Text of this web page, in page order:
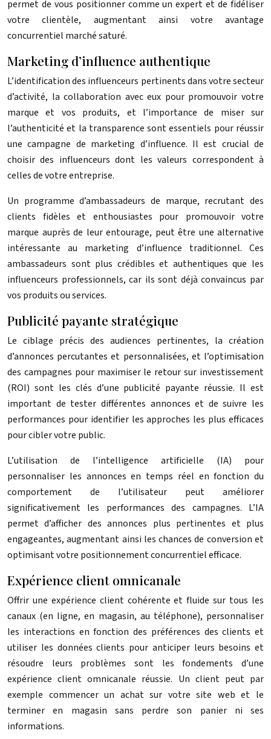
permet de vous positionner comme un expert et de fidéliser
votre clientèle, augmentant ainsi votre avantage
concurrentiel marché saturé.
Marketing d’influence authentique
L’identification des influenceurs pertinents dans votre secteur
d’activité, la collaboration avec eux pour promouvoir votre
marque et vos produits, et l’importance de miser sur
l’authenticité et la transparence sont essentiels pour réussir
une campagne de marketing d’influence. Il est crucial de
choisir des influenceurs dont les valeurs correspondent à
celles de votre entreprise.
Un programme d’ambassadeurs de marque, recrutant des
clients fidèles et enthousiastes pour promouvoir votre
marque auprès de leur entourage, peut être une alternative
intéressante au marketing d’influence traditionnel. Ces
ambassadeurs sont plus crédibles et authentiques que les
influenceurs professionnels, car ils sont déjà convaincus par
vos produits ou services.
Publicité payante stratégique
Le ciblage précis des audiences pertinentes, la création
d’annonces percutantes et personnalisées, et l’optimisation
des campagnes pour maximiser le retour sur investissement
(ROI) sont les clés d’une publicité payante réussie. Il est
important de tester différentes annonces et de suivre les
performances pour identifier les approches les plus efficaces
pour cibler votre public.
L’utilisation de l’intelligence artificielle (IA) pour
personnaliser les annonces en temps réel en fonction du
comportement de l’utilisateur peut améliorer
significativement les performances des campagnes. L’IA
permet d’afficher des annonces plus pertinentes et plus
engageantes, augmentant ainsi les chances de conversion et
optimisant votre positionnement concurrentiel efficace.
Expérience client omnicanale
Offrir une expérience client cohérente et fluide sur tous les
canaux (en ligne, en magasin, au téléphone), personnaliser
les interactions en fonction des préférences des clients et
utiliser les données clients pour anticiper leurs besoins et
résoudre leurs problèmes sont les fondements d’une
expérience client omnicanale réussie. Un client peut par
exemple commencer un achat sur votre site web et le
terminer en magasin sans perdre son panier ni ses
informations.